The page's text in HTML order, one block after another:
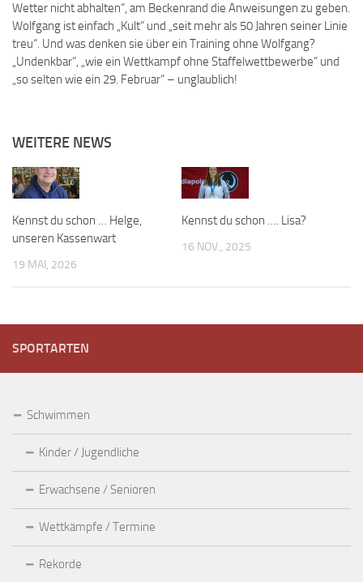
Wetter nicht abhalten“, am Beckenrand die Anweisungen zu geben.
Wolfgang ist einfach „Kult“ und „seit mehr als 50 Jahren seiner Linie
treu“. Und was denken sie über ein Training ohne Wolfgang?
„Undenkbar“, „wie ein Wettkampf ohne Staffelwettbewerbe“ und
„so selten wie ein 29. Februar“ – unglaublich!
WEITERE NEWS
Kennst du schon … Helge,
unseren Kassenwart
19 MAI, 2026
Kennst du schon …. Lisa?
16 NOV., 2025
SPORTARTEN
Schwimmen
Kinder / Jugendliche
Erwachsene / Senioren
Wettkämpfe / Termine
Rekorde